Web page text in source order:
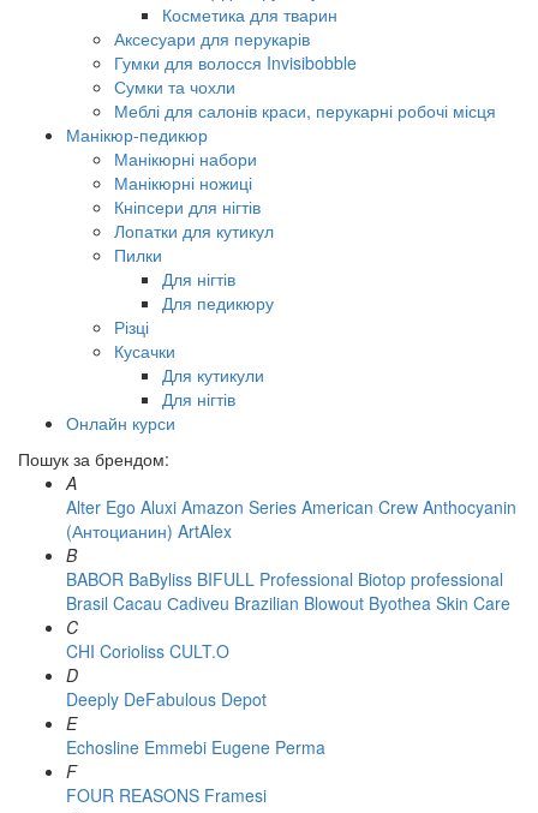
Косметика для тварин
Аксесуари для перукарів
Гумки для волосся Invisibobble
Сумки та чохли
Меблі для салонів краси, перукарні робочі місця
Манікюр-педикюр
Манікюрні набори
Манікюрні ножиці
Кніпсери для нігтів
Лопатки для кутикул
Пилки
Для нігтів
Для педикюру
Різці
Кусачки
Для кутикули
Для нігтів
Онлайн курси
Пошук за брендом:
A
Alter Ego Aluxi Amazon Series American Crew Anthocyanin
(Антоцианин) ArtAlex
B
BABOR BaByliss BIFULL Professional Biotop professional
Brasil Cacau Сadiveu Brazilian Blowout Byothea Skin Care
C
CHI Corioliss CULT.O
D
Deeply DeFabulous Depot
E
Echosline Emmebi Eugene Perma
F
FOUR REASONS Framesi